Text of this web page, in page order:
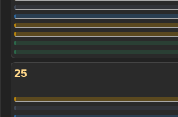
25